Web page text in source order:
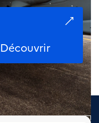
Découvrir